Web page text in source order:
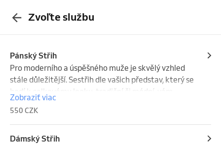
Zvoľte službu
Pánský Střih
Pro moderního a úspěšného muže je skvělý vzhled
stále důležitější. Sestřih dle vašich představ, který se
hodí k celkovému looku, tradiční či módní, vám
pomůže vybrat náš proškolený tým. Každý z nás je
jiný a jedinečný a toho se držíme při tvorbě střihu a
účesu. Ať už jste příznivci klasických střihů nebo s
vlasy rádi experimentujete my v M Salonu si vždy
Zobraziť viac
550 CZK
Dámský Střih